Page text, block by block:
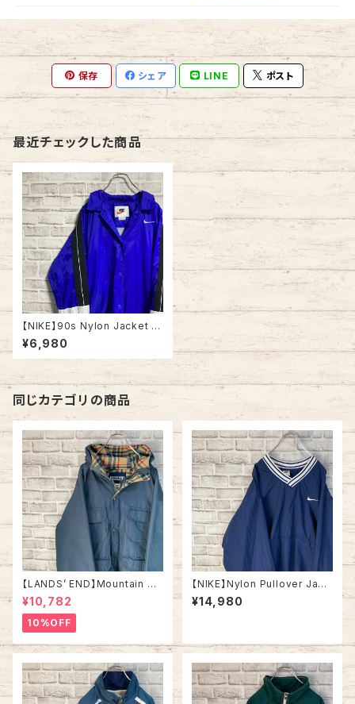
保存 シェア LINE ポスト
最近チェックした商品
【NIKE】90s Nylon Jacket L
相当 USA規格 ナイキ 銀タグ 切
替 ナイロンジャケット 刺繍ロゴ
胸ロゴ ワンポイントロゴ Swoo
sh ビッグシルエット アウター ア
メリカ 古着
¥6,980
同じカテゴリの商品
【LANDS’ END】Mountain Pa
rka L相当 Made in USA 90s
vintage ランズエンド マウンテ
ンパーカー USA製 ヴィンテー
ジ アメリカ USA レトロ 古着
¥10,782
10%OFF
【NIKE】Nylon Pullover Jack
et XL 90s vintage ナイキ カ
レッジロゴ ナイロンプルオーバ
ントロゴ SWOOSH アウター
アメリカ USA 古着
¥14,980